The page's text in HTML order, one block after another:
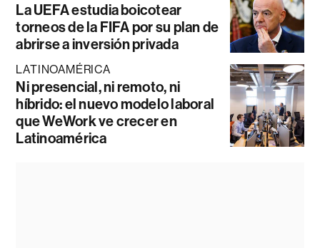
La UEFA estudia boicotear
torneos de la FIFA por su plan de
abrirse a inversión privada
LATINOAMÉRICA
Ni presencial, ni remoto, ni
híbrido: el nuevo modelo laboral
que WeWork ve crecer en
Latinoamérica